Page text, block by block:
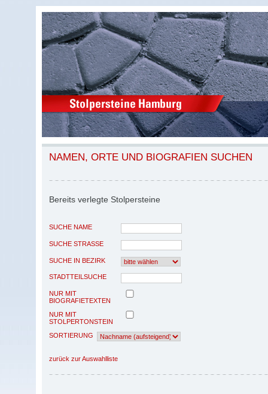
NAMEN, ORTE UND BIOGRAFIEN SUCHEN
Bereits verlegte Stolpersteine
SUCHE NAME
SUCHE STRASSE
SUCHE IN BEZIRK
STADTTEILSUCHE
NUR MIT
BIOGRAFIETEXTEN
NUR MIT
STOLPERTONSTEIN
SORTIERUNG
zurück zur Auswahlliste